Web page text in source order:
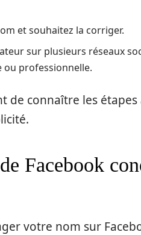
et souhaitez la corriger.
sur plusieurs réseaux
ou professionnelle.
de connaître les
Facebook
votre nom sur